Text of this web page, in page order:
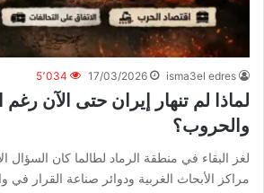
isma3el edres
17/03/2026 5٬034
لماذا لم تنهار إيران حتى الآن رغم
والحروب؟
لغز البقاء في منطقة الرماد لطالما كان السؤال
مراكز الأبحاث الغربية ودوائر صناعة القرار